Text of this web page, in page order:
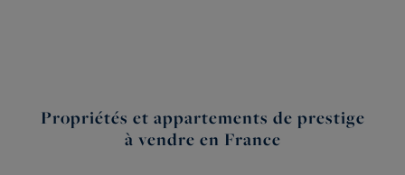
Propriétés et appartements de prestige
à vendre en France